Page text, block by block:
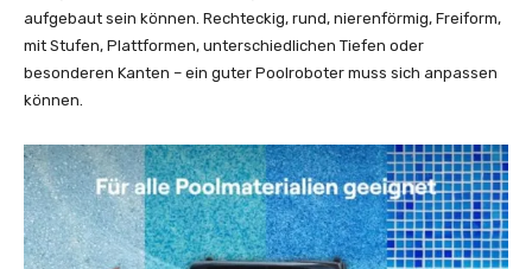
aufgebaut sein können. Rechteckig, rund, nierenförmig, Freiform,
mit Stufen, Plattformen, unterschiedlichen Tiefen oder
besonderen Kanten – ein guter Poolroboter muss sich anpassen
können.